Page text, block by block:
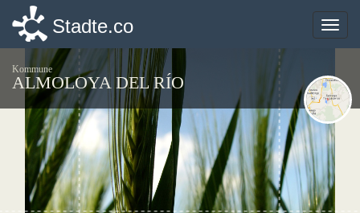
Toggle
Stadte.co
Kommune
ALMOLOYA DEL RÍO
Toggle
Stadte.co